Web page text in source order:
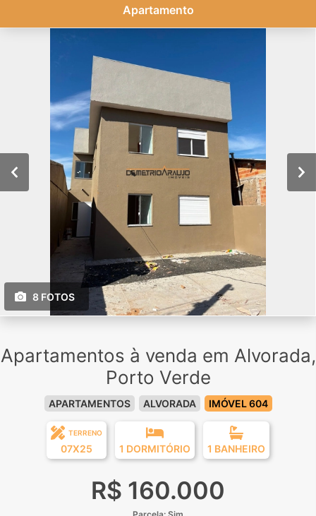
Apartamento
8 FOTOS
Apartamentos à venda em Alvorada,
Porto Verde
APARTAMENTOS ALVORADA IMÓVEL 604
TERRENO
07X25 1 DORMITÓRIO 1 BANHEIRO
R$ 160.000